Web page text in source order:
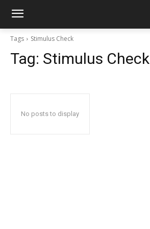
Tags Stimulus Check
Tag: Stimulus Check
No posts to display